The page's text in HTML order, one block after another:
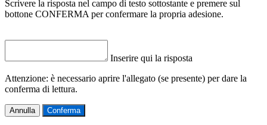
Scrivere la risposta nel campo di testo sottostante e premere sul
bottone CONFERMA per confermare la propria adesione.
Inserire qui la risposta
Attenzione: è necessario aprire l'allegato (se presente) per dare la
conferma di lettura.
Annulla Conferma